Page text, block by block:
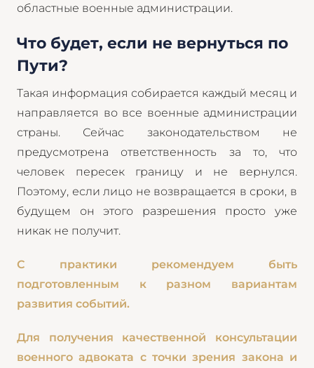
областные военные администрации.
Что будет, если не вернуться по
Пути?
Такая информация собирается каждый месяц и
направляется во все военные администрации
страны. Сейчас законодательством не
предусмотрена ответственность за то, что
человек пересек границу и не вернулся.
Поэтому, если лицо не возвращается в сроки, в
будущем он этого разрешения просто уже
никак не получит.
С практики рекомендуем быть
подготовленным к разном вариантам
развития событий.
Для получения качественной консультации
военного адвоката с точки зрения закона и